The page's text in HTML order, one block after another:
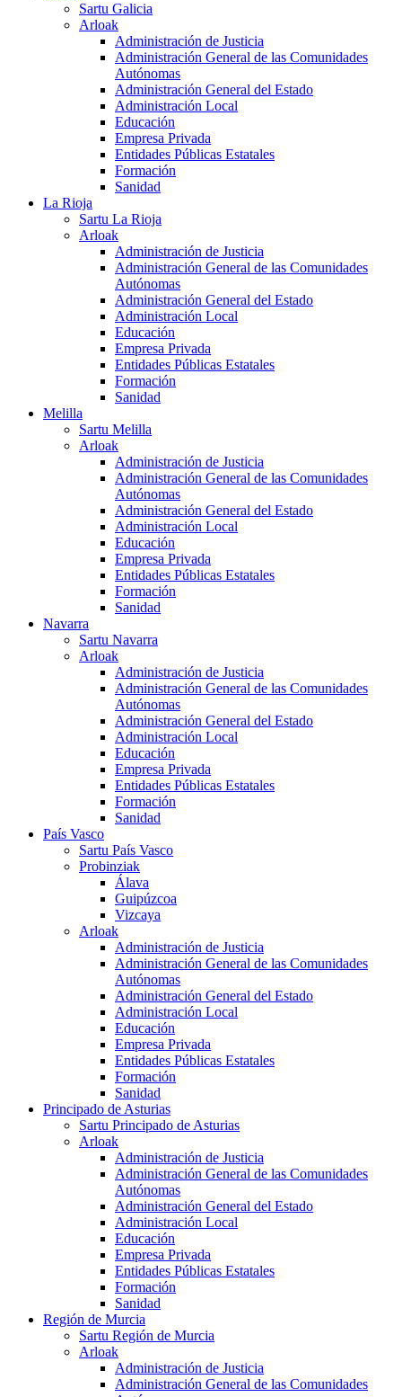
Sartu Galicia
Arloak
Administración de Justicia
Administración General de las Comunidades
Autónomas
Administración General del Estado
Administración Local
Educación
Empresa Privada
Entidades Públicas Estatales
Formación
Sanidad
La Rioja
Sartu La Rioja
Arloak
Administración de Justicia
Administración General de las Comunidades
Autónomas
Administración General del Estado
Administración Local
Educación
Empresa Privada
Entidades Públicas Estatales
Formación
Sanidad
Melilla
Sartu Melilla
Arloak
Administración de Justicia
Administración General de las Comunidades
Autónomas
Administración General del Estado
Administración Local
Educación
Empresa Privada
Entidades Públicas Estatales
Formación
Sanidad
Navarra
Sartu Navarra
Arloak
Administración de Justicia
Administración General de las Comunidades
Autónomas
Administración General del Estado
Administración Local
Educación
Empresa Privada
Entidades Públicas Estatales
Formación
Sanidad
País Vasco
Sartu País Vasco
Probinziak
Álava
Guipúzcoa
Vizcaya
Arloak
Administración de Justicia
Administración General de las Comunidades
Autónomas
Administración General del Estado
Administración Local
Educación
Empresa Privada
Entidades Públicas Estatales
Formación
Sanidad
Principado de Asturias
Sartu Principado de Asturias
Arloak
Administración de Justicia
Administración General de las Comunidades
Autónomas
Administración General del Estado
Administración Local
Educación
Empresa Privada
Entidades Públicas Estatales
Formación
Sanidad
Región de Murcia
Sartu Región de Murcia
Arloak
Administración de Justicia
Administración General de las Comunidades